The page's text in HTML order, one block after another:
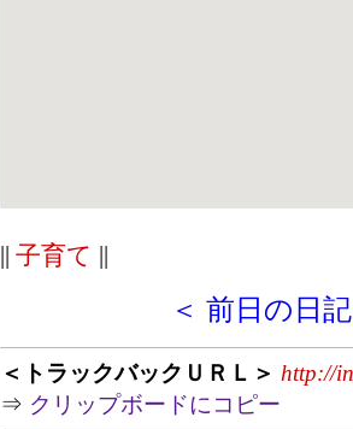
|| 子育て ||
＜ 前日の日記
＜トラックバックＵＲＬ＞ http://
⇒ クリップボードにコピー